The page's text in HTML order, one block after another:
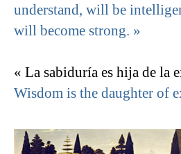
understand, will be
will become strong. »
« La sabiduría es hija de la
Wisdom is the daughter of